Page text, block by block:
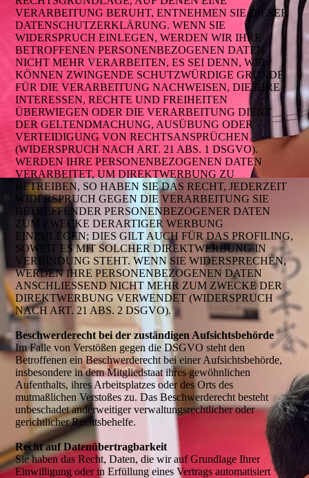
VERARBEITUNG BERUHT, ENTNEHMEN SIE DIESER
DATENSCHUTZERKLÄRUNG. WENN SIE
WIDERSPRUCH EINLEGEN, WERDEN WIR IHRE
BETROFFENEN PERSONENBEZOGENEN DATEN
NICHT MEHR VERARBEITEN, ES SEI DENN, WIR
KÖNNEN ZWINGENDE SCHUTZWÜRDIGE GRÜNDE
FÜR DIE VERARBEITUNG NACHWEISEN, DIE IHRE
INTERESSEN, RECHTE UND FREIHEITEN
ÜBERWIEGEN ODER DIE VERARBEITUNG DIENT
DER GELTENDMACHUNG, AUSÜBUNG ODER
VERTEIDIGUNG VON RECHTSANSPRÜCHEN
(WIDERSPRUCH NACH ART. 21 ABS. 1 DSGVO).
WERDEN IHRE PERSONENBEZOGENEN DATEN
VERARBEITET, UM DIREKTWERBUNG ZU
BETREIBEN, SO HABEN SIE DAS RECHT, JEDERZEIT
WIDERSPRUCH GEGEN DIE VERARBEITUNG SIE
BETREFFENDER PERSONENBEZOGENER DATEN
ZUM ZWECKE DERARTIGER WERBUNG
EINZULEGEN; DIES GILT AUCH FÜR DAS PROFILING,
SOWEIT ES MIT SOLCHER DIREKTWERBUNG IN
VERBINDUNG STEHT. WENN SIE WIDERSPRECHEN,
WERDEN IHRE PERSONENBEZOGENEN DATEN
ANSCHLIESSEND NICHT MEHR ZUM ZWECKE DER
DIREKTWERBUNG VERWENDET (WIDERSPRUCH
NACH ART. 21 ABS. 2 DSGVO).
Beschwerderecht bei der zuständigen Aufsichtsbehörde
Im Falle von Verstößen gegen die DSGVO steht den
Betroffenen ein Beschwerderecht bei einer Aufsichtsbehörde,
insbesondere in dem Mitgliedstaat ihres gewöhnlichen
Aufenthalts, ihres Arbeitsplatzes oder des Orts des
mutmaßlichen Verstoßes zu. Das Beschwerderecht besteht
unbeschadet anderweitiger verwaltungsrechtlicher oder
gerichtlicher Rechtsbehelfe.
Recht auf Datenübertragbarkeit
Sie haben das Recht, Daten, die wir auf Grundlage Ihrer
Einwilligung oder in Erfüllung eines Vertrags automatisiert